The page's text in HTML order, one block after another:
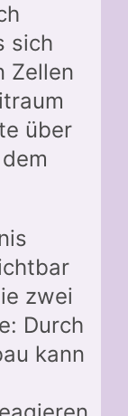
sich
Zellen
über
zwei
Durch
kann